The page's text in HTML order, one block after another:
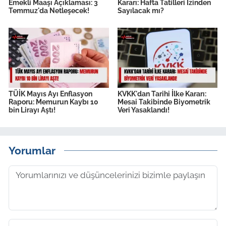
Emekli Maaşı Açıklaması: 3
Temmuz'da Netleşecek!
Kararı: Hafta Tatilleri İzinden
Sayılacak mı?
TÜİK Mayıs Ayı Enflasyon
Raporu: Memurun Kaybı 10
bin Lirayı Aştı!
KVKK'dan Tarihi İlke Kararı:
Mesai Takibinde Biyometrik
Veri Yasaklandı!
Yorumlar